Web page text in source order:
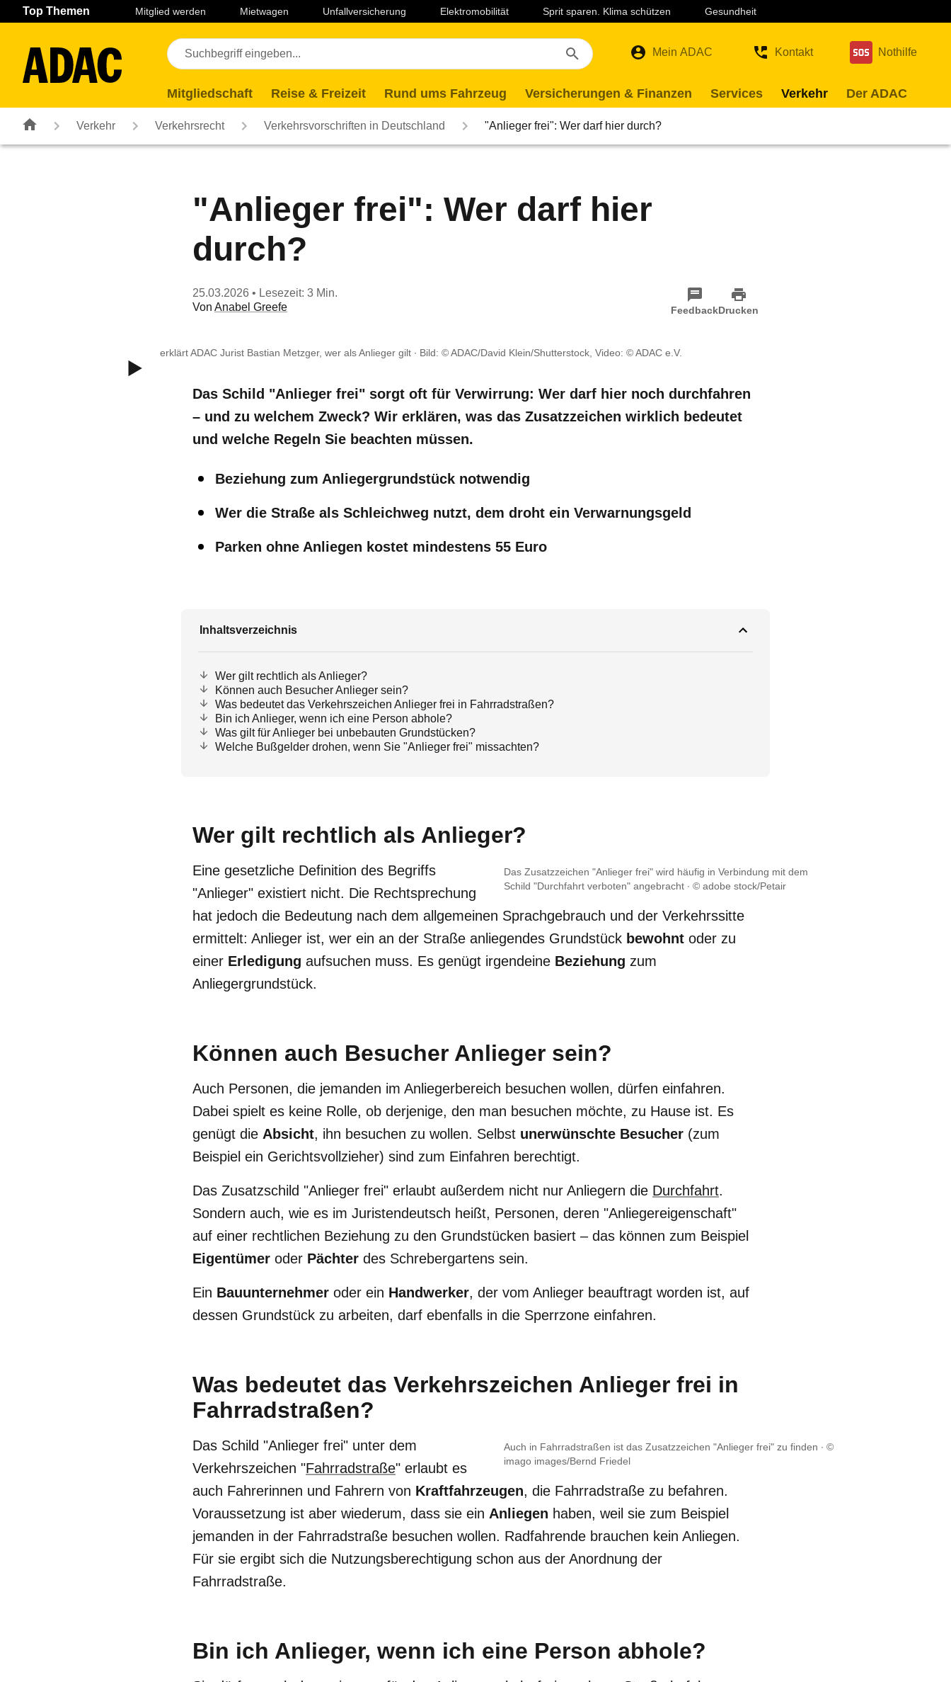
Navigation Seiteninhalt Fußzeile
Top Themen Mitglied werden Mietwagen Unfallversicherung Elektromobilität Sprit sparen. Klima schützen Gesundheit
Mein ADAC Kontakt Nothilfe
Mitgliedschaft Reise & Freizeit Rund ums Fahrzeug Versicherungen & Finanzen Services Verkehr Der ADAC
Verkehr Verkehrsrecht Verkehrsvorschriften in Deutschland "Anlieger frei": Wer darf hier durch?
"Anlieger frei": Wer darf hier
durch?
25.03.2026 • Lesezeit: 3 Min.
Von Anabel Greefe FeedbackDrucken
Im Video erklärt ADAC Jurist Bastian Metzger, wer als Anlieger gilt ∙ Bild: © ADAC/David Klein/Shutterstock, Video: © ADAC e.V.
Das Schild "Anlieger frei" sorgt oft für Verwirrung: Wer darf hier noch durchfahren
– und zu welchem Zweck? Wir erklären, was das Zusatzzeichen wirklich bedeutet
und welche Regeln Sie beachten müssen.
Beziehung zum Anliegergrundstück notwendig
Wer die Straße als Schleichweg nutzt, dem droht ein Verwarnungsgeld
Parken ohne Anliegen kostet mindestens 55 Euro
Inhaltsverzeichnis
Wer gilt rechtlich als Anlieger?
Können auch Besucher Anlieger sein?
Was bedeutet das Verkehrszeichen Anlieger frei in Fahrradstraßen?
Bin ich Anlieger, wenn ich eine Person abhole?
Was gilt für Anlieger bei unbebauten Grundstücken?
Welche Bußgelder drohen, wenn Sie "Anlieger frei" missachten?
Wer gilt rechtlich als Anlieger?
Das Zusatzzeichen "Anlieger frei" wird häufig in Verbindung mit dem
Schild "Durchfahrt verboten" angebracht
© adobe stock/Petair
Eine gesetzliche Definition des Begriffs
"Anlieger" existiert nicht. Die Rechtsprechung
hat jedoch die Bedeutung nach dem allgemeinen Sprachgebrauch und der Verkehrssitte
ermittelt: Anlieger ist, wer ein an der Straße anliegendes Grundstück bewohnt oder zu
einer Erledigung aufsuchen muss. Es genügt irgendeine Beziehung zum
Anliegergrundstück.
Können auch Besucher Anlieger sein?
Auch Personen, die jemanden im Anliegerbereich besuchen wollen, dürfen einfahren.
Dabei spielt es keine Rolle, ob derjenige, den man besuchen möchte, zu Hause ist. Es
genügt die Absicht, ihn besuchen zu wollen. Selbst unerwünschte Besucher (zum
Beispiel ein Gerichtsvollzieher) sind zum Einfahren berechtigt.
Das Zusatzschild "Anlieger frei" erlaubt außerdem nicht nur Anliegern die Durchfahrt.
Sondern auch, wie es im Juristendeutsch heißt, Personen, deren "Anliegereigenschaft"
auf einer rechtlichen Beziehung zu den Grundstücken basiert – das können zum Beispiel
Eigentümer oder Pächter des Schrebergartens sein.
Ein Bauunternehmer oder ein Handwerker, der vom Anlieger beauftragt worden ist, auf
dessen Grundstück zu arbeiten, darf ebenfalls in die Sperrzone einfahren.
Was bedeutet das Verkehrszeichen Anlieger frei in
Fahrradstraßen?
Auch in Fahrradstraßen ist das Zusatzzeichen "Anlieger frei" zu finden
©
imago images/Bernd Friedel
Das Schild "Anlieger frei" unter dem
Verkehrszeichen "Fahrradstraße" erlaubt es
auch Fahrerinnen und Fahrern von Kraftfahrzeugen, die Fahrradstraße zu befahren.
Voraussetzung ist aber wiederum, dass sie ein Anliegen haben, weil sie zum Beispiel
jemanden in der Fahrradstraße besuchen wollen. Radfahrende brauchen kein Anliegen.
Für sie ergibt sich die Nutzungsberechtigung schon aus der Anordnung der
Fahrradstraße.
Bin ich Anlieger, wenn ich eine Person abhole?